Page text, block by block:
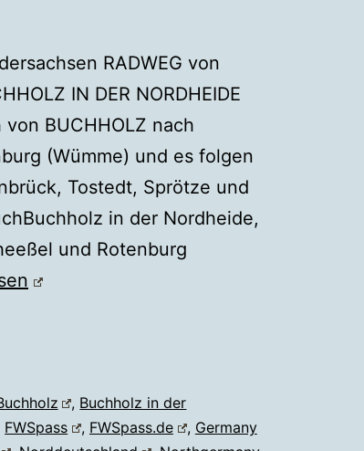
RADWEG von
IN DER NORDHEIDE
BUCHHOLZ nach
(Wümme) und es folgen
Tostedt, Sprötze und
in der Nordheide,
und Rotenburg
, Buchholz in der
FWSpass , FWSpass.de , Germany